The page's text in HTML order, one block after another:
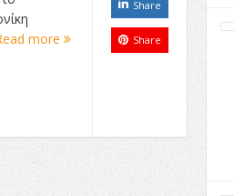
more
Share
Share